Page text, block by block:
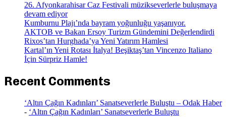
26. Afyonkarahisar Caz Festivali müzikseverlerle buluşmaya
devam ediyor
Kumburnu Plajı’nda bayram yoğunluğu yaşanıyor.
AKTOB ve Bakan Ersoy Turizm Gündemini Değerlendirdi
Rixos’tan Hurghada’ya Yeni Yatırım Hamlesi
Kartal’ın Yeni Rotası İtalya! Beşiktaş’tan Vincenzo Italiano
İçin Sürpriz Hamle!
Recent Comments
‘Altın Çağın Kadınları’ Sanatseverlerle Buluştu – Odak Haber
- ‘Altın Çağın Kadınları’ Sanatseverlerle Buluştu